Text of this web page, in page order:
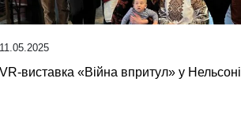
11.05.2025
VR-виставка «Війна впритул» у Нельсоні